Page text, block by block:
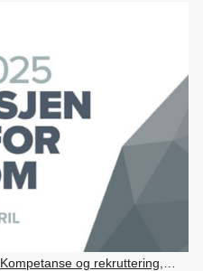
Kompetanse og rekruttering